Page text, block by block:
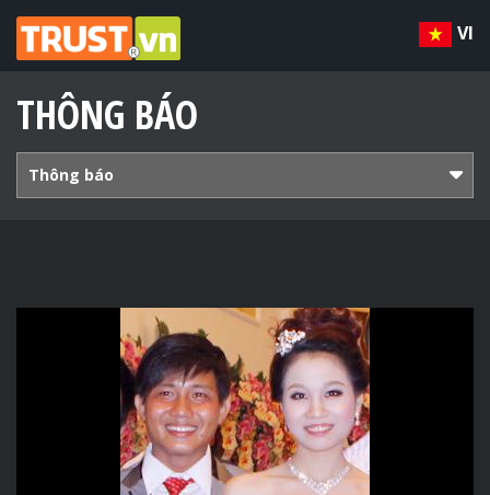
VI
THÔNG BÁO
Thông báo